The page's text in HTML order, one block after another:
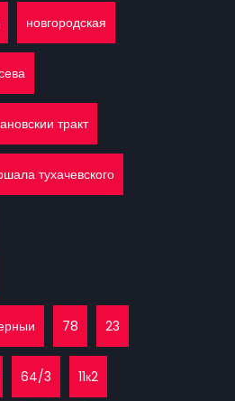
новгородская
тракт
тухачевского
78 23
64/3 11к2